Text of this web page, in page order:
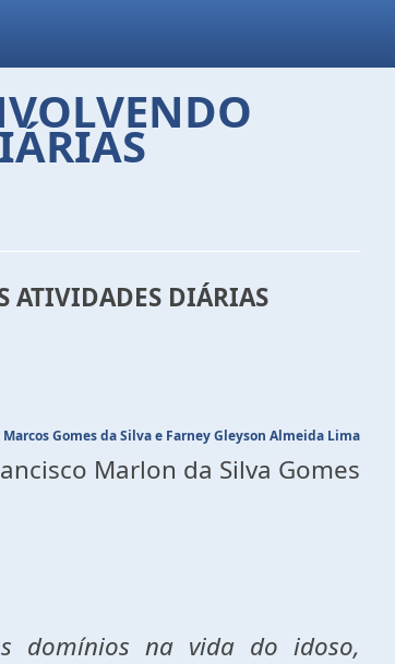
ATIVIDADES DIÁRIAS
Marcos Gomes da Silva e Farney Gleyson Almeida Lima
Marlon da Silva Gomes
domínios na vida do idoso,